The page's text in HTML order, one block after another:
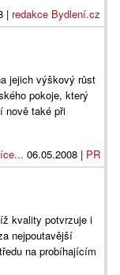
| redakce Bydlení.cz
jejich výškový růst
pokoje, který
nově také při
06.05.2008 | PR
kvality potvrzuje i
nejpoutavější
na probíhajícím